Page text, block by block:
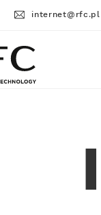
internet@rfc.pl